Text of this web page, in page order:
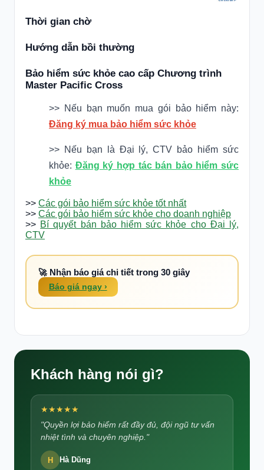
Thời gian chờ
Hướng dẫn bồi thường
Bảo hiểm sức khỏe cao cấp Chương trình
Master Pacific Cross
>> Nếu bạn muốn mua gói bảo hiểm này:
Đăng ký mua bảo hiểm sức khỏe
>> Nếu bạn là Đại lý, CTV bảo hiểm sức
khỏe: Đăng ký hợp tác bán bảo hiểm sức
khỏe
>> Các gói bảo hiểm sức khỏe tốt nhất
>> Các gói bảo hiểm sức khỏe cho doanh nghiệp
>> Bí quyết bán bảo hiểm sức khỏe cho Đại lý,
CTV
🚀 Nhận báo giá chi tiết trong 30 giây
Báo giá ngay ›
Khách hàng nói gì?
★★★★★
"Quyền lợi bảo hiểm rất đầy đủ, đội ngũ tư vấn
nhiệt tình và chuyên nghiệp."
H Hà Dũng